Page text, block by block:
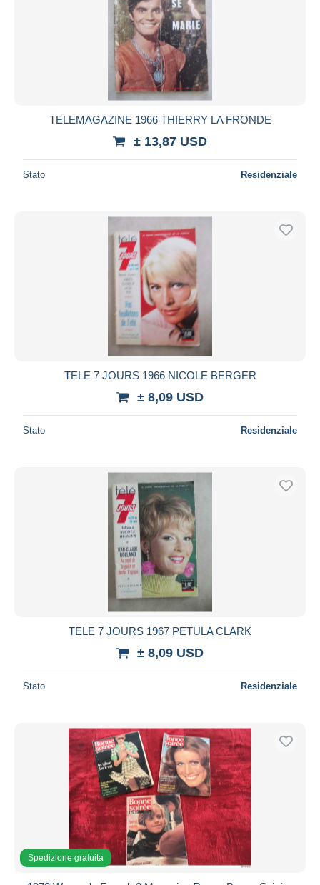
TELEMAGAZINE 1966 THIERRY LA FRONDE
± 13,87 USD
Stato Residenziale
TELE 7 JOURS 1966 NICOLE BERGER
± 8,09 USD
Stato Residenziale
TELE 7 JOURS 1967 PETULA CLARK
± 8,09 USD
Stato Residenziale
Spedizione gratuita